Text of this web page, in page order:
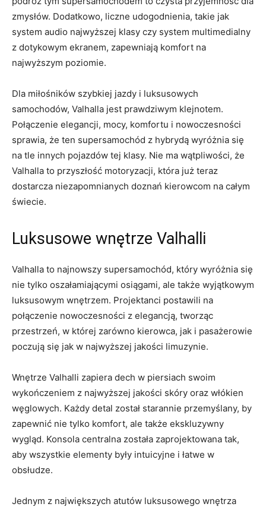
zmysłów. Dodatkowo, ‍liczne udogodnienia,‍ takie jak
system audio najwyższej klasy ⁣czy system ‍multimedialny
z ​dotykowym‌ ekranem, zapewniają ‍komfort⁣ na
najwyższym poziomie.
Dla miłośników szybkiej jazdy ‍i⁢ luksusowych
samochodów, Valhalla ⁢jest prawdziwym klejnotem.
Połączenie elegancji, ⁢mocy, komfortu i nowoczesności⁢
sprawia, że ​ten‌ supersamochód z hybrydą‌ wyróżnia się
na tle innych pojazdów tej​ klasy. Nie ma wątpliwości, że
Valhalla to przyszłość motoryzacji, która już teraz
dostarcza niezapomnianych doznań kierowcom na całym⁣
świecie.
Luksusowe wnętrze Valhalli
Valhalla ⁢to ⁢najnowszy supersamochód, ‍który wyróżnia się
nie tylko oszałamiającymi osiągami, ale także wyjątkowym
luksusowym ⁣wnętrzem. Projektanci postawili na⁤
połączenie nowoczesności z elegancją, tworząc
przestrzeń, w której zarówno kierowca, jak i pasażerowie
poczują się jak w najwyższej jakości limuzynie.
Wnętrze Valhalli zapiera dech w piersiach swoim
wykończeniem z⁤ najwyższej jakości skóry oraz włókien
węglowych. ​Każdy detal został starannie przemyślany, by
zapewnić nie⁢ tylko komfort, ale także ekskluzywny
wygląd. Konsola centralna została zaprojektowana tak,
⁣aby wszystkie elementy ‍były intuicyjne i łatwe ⁤w
obsłudze.
Jednym z największych atutów luksusowego wnętrza